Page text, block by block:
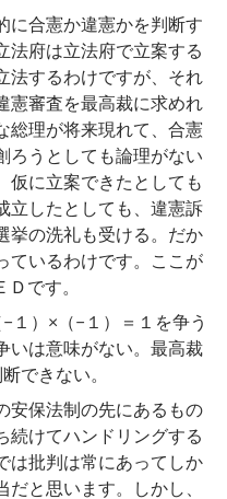
に合憲か違憲かを判断す
法府は立法府で立案する
法するわけですが、それ
憲審査を最高裁に求めれ
総理が将来現れて、合憲
ろうとしても論理がない
仮に立案できたとしても
立したとしても、違憲訴
挙の洗礼も受ける。だか
ているわけです。ここが
です。
１）×（−１）＝１を争う
いは意味がない。最高裁
できない。
安保法制の先にあるもの
続けてハンドリングする
は批判は常にあってしか
と思います。しかし、